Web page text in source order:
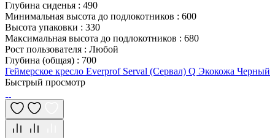
Глубина сиденья : 490
Минимальная высота до подлокотников : 600
Высота упаковки : 330
Максимальная высота до подлокотников : 680
Рост пользователя : Любой
Глубина (общая) : 700
Геймерское кресло Everprof Serval (Сервал) Q Экокожа Черный
Быстрый просмотр